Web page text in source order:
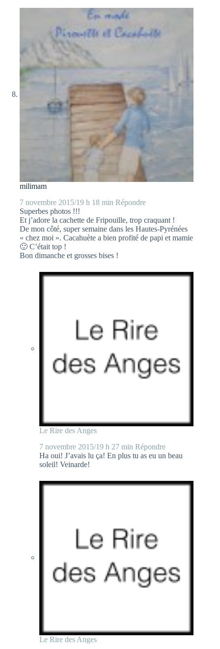
milimam
7 novembre 2015/19 h 18 min Répondre
Superbes photos !!!
Et j’adore la cachette de Fripouille, trop craquant !
De mon côté, super semaine dans les Hautes-Pyrénées
« chez moi ». Cacahuète a bien profité de papi et mamie
🙂 C’était top !
Bon dimanche et grosses bises !
Le Rire des Anges
7 novembre 2015/19 h 27 min Répondre
Ha oui! J’avais lu ça! En plus tu as eu un beau
soleil! Veinarde!
Le Rire des Anges